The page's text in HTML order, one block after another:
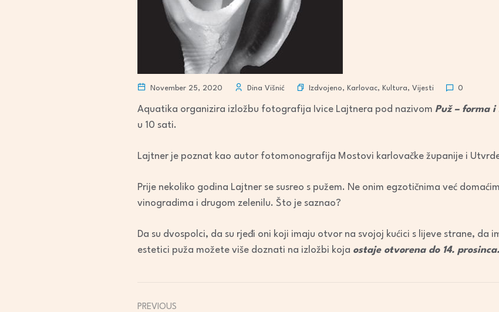
November 25, 2020 Dina Višnić Izdvojeno, Karlovac, Kultura, Vijesti 0
Aquatika organizira izložbu fotografija Ivice Lajtnera pod nazivom Puž – forma
u 10 sati.
Lajtner je poznat kao autor fotomonografija Mostovi karlovačke županije i
Prije nekoliko godina Lajtner se susreo s pužem. Ne onim egzotičnima već
vinogradima i drugom zelenilu. Što je saznao?
Da su dvospolci, da su rjeđi oni koji imaju otvor na svojoj kućici s lijeve strane, da
estetici puža možete više doznati na izložbi koja ostaje otvorena do 14. prosinca.
PREVIOUS